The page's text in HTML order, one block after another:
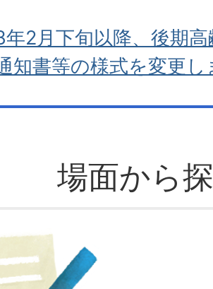
年2月下旬以降、後期
知書等の様式を変更し
場面から